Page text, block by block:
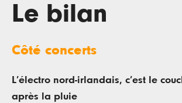
Le bilan
Côté concerts
L’électro nord-irlandais, c’est le
après la pluie